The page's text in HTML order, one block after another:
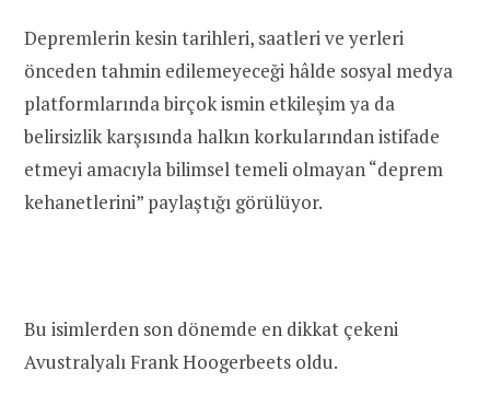
Depremlerin kesin tarihleri, saatleri ve yerleri
önceden tahmin edilemeyeceği hâlde sosyal medya
platformlarında birçok ismin etkileşim ya da
belirsizlik karşısında halkın korkularından istifade
etmeyi amacıyla bilimsel temeli olmayan “deprem
kehanetlerini” paylaştığı görülüyor.
Bu isimlerden son dönemde en dikkat çekeni
Avustralyalı Frank Hoogerbeets oldu.